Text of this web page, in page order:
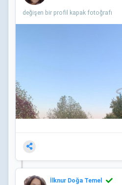
değişen bir profil kapak fotoğrafı
İlknur Doğa Temel